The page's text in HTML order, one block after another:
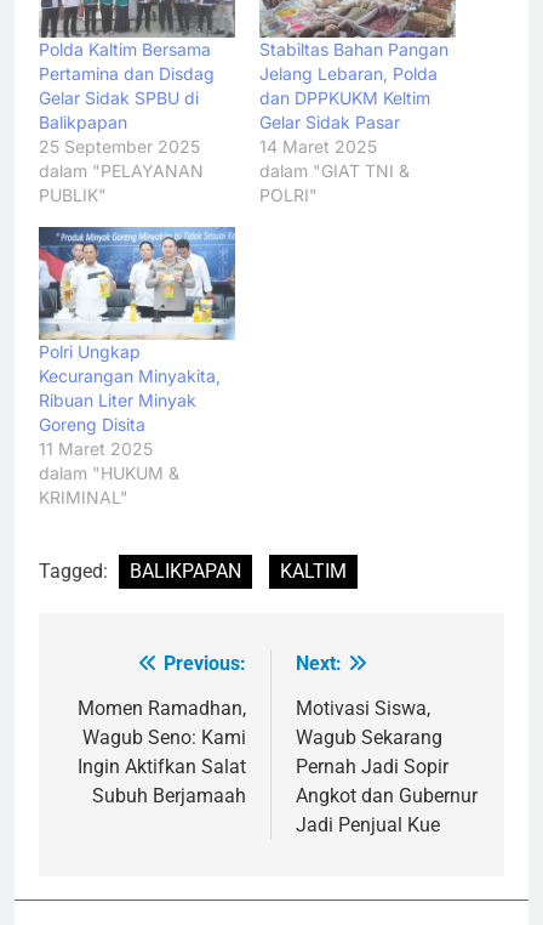
Polda Kaltim Bersama
Pertamina dan Disdag
Gelar Sidak SPBU di
Balikpapan
25 September 2025
dalam "PELAYANAN
PUBLIK"
Stabiltas Bahan Pangan
Jelang Lebaran, Polda
dan DPPKUKM Keltim
Gelar Sidak Pasar
14 Maret 2025
dalam "GIAT TNI &
POLRI"
Polri Ungkap
Kecurangan Minyakita,
Ribuan Liter Minyak
Goreng Disita
11 Maret 2025
dalam "HUKUM &
KRIMINAL"
Tagged: BALIKPAPAN KALTIM
Navigasi
pos
Previous:
Momen Ramadhan,
Wagub Seno: Kami
Ingin Aktifkan Salat
Subuh Berjamaah
Next:
Motivasi Siswa,
Wagub Sekarang
Pernah Jadi Sopir
Angkot dan Gubernur
Jadi Penjual Kue